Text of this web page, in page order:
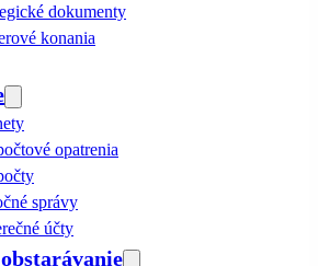
dokumenty
konania
opatrenia
správy
účty